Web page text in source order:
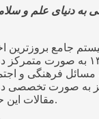
به دنیای علم و
جامع بروزترین
اجتماعی از سال ۱۳۹۵ به
فرهنگی و
به صورت تخصصی در
مقالات این حوزه‌ها فعالیت می کند.